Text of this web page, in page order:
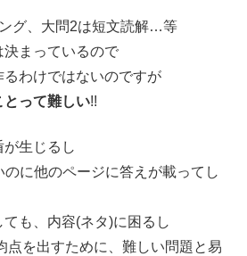
グ、大問2は短文読解…等
まっているので
わけではないのですが
とって難しい!!
生じるし
のに他のページに答えが載ってし
も、内容(ネタ)に困るし
点を出すために、難しい問題と易